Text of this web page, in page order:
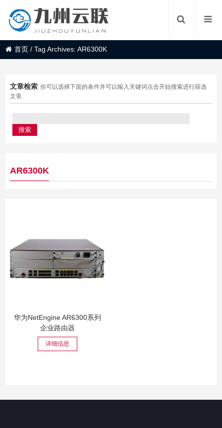
首页 /Tag Archives: AR6300K
文章检索 你可以选择下面的条件并可以输入关键词点击开始搜索进行筛选
文章
AR6300K
华为NetEngine AR6300系列
企业路由器
详细信息